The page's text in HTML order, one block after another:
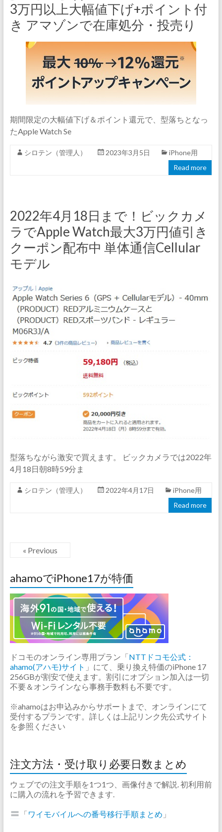
3万円以上大幅値下げ+ポイント付
き アマゾンで在庫処分・投売り
期間限定の大幅値下げ＆ポイント還元で、型落ちとなっ
たApple Watch Se
シロテン（管理人） 2023年3月5日
iPhone用
Read more
2022年4月18日まで！ビックカメ
ラでApple Watch最大3万円値引き
クーポン配布中 単体通信Cellular
モデル
型落ちながら激安で買えます。 ビックカメラでは2022年
4月18日朝8時59分ま
シロテン（管理人） 2022年4月17日
iPhone用
Read more
« Previous
ahamoでiPhone17が特価
ドコモのオンライン専用プラン「NTTドコモ公式：
ahamo(アハモ)サイト 」にて、乗り換え特価のiPhone 17
256GBが割安で使えます。割引にオプション加入は一切
不要＆オンラインなら事務手数料も不要です。
※ahamoはお申込みからサポートまで、オンラインにて
受付するプランです。詳しくは上記リンク先公式サイト
を参照ください
注文方法・受け取り必要日数まとめ
ウェブでの注文手順を1つ1つ、画像付きで解説. 初利用前
に購入の流れを予習できます.
「ワイモバイルへの番号移行手順まとめ 」